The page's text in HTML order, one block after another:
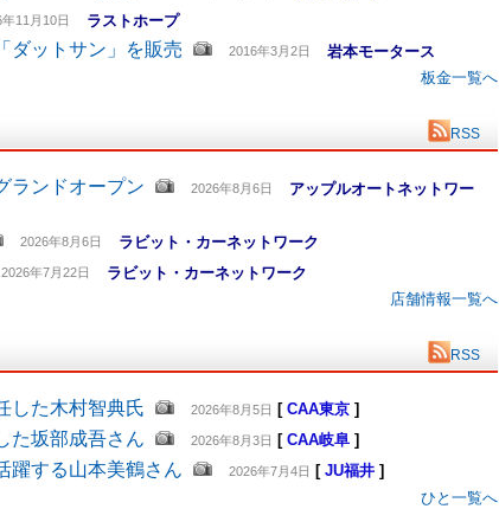
11月10日 ラストホープ
ダットサン」を販売 2016年3月2日
岩本モータース
板金一覧へ
RSS
ランドオープン 2026年8月6日 アップルオートネットワー
2026年8月6日 ラビット・カーネットワーク
2026年7月22日
ラビット・カーネットワーク
店舗情報一覧へ
RSS
した木村智典氏 2026年8月5日 [ CAA東京 ]
た坂部成吾さん 2026年8月3日 [ CAA岐阜 ]
躍する山本美鶴さん 2026年7月4日 [ JU福井 ]
ひと一覧へ